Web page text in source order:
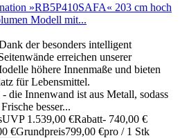
»RB5P410SAFA« 203 cm hoch
Modell mit...
der besonders intelligent
erreichen unserer
höhere Innenmaße und bieten
für Lebensmittel.
die Innenwand ist aus Metall, sodass
besser...
UVP 1.539,00 €Rabatt- 740,00 €
€Grundpreis799,00 €pro / 1 Stk